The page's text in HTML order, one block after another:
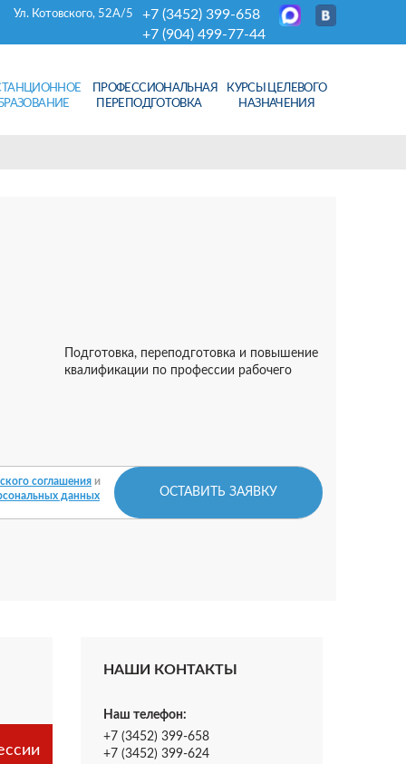
+7 (3452) 399-658
+7 (904) 499-77-44
Ул. Котовского, 52А/5
ПРОФЕССИОНАЛЬНАЯ
ПЕРЕПОДГОТОВКА
КУРСЫ ЦЕЛЕВОГО
НАЗНАЧЕНИЯ
Подготовка, переподготовка и повышение
квалификации по профессии рабочего
соглашения и
данных ОСТАВИТЬ ЗАЯВКУ
НАШИ КОНТАКТЫ
Наш телефон:
+7 (3452) 399-658
+7 (3452) 399-624